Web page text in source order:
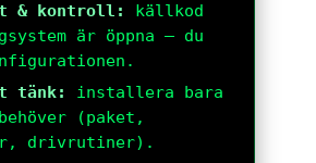
& kontroll:
källkod
är öppna – du
tänk:
installera bara
(paket,
drivrutiner).